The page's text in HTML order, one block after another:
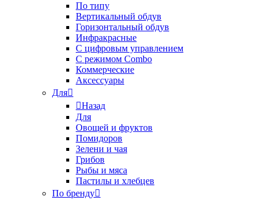
По типу
Вертикальный обдув
Горизонтальный обдув
Инфракрасные
С цифровым управлением
С режимом Combo
Коммерческие
Аксессуары
Для
Назад
Для
Овощей и фруктов
Помидоров
Зелени и чая
Грибов
Рыбы и мяса
Пастилы и хлебцев
По бренду